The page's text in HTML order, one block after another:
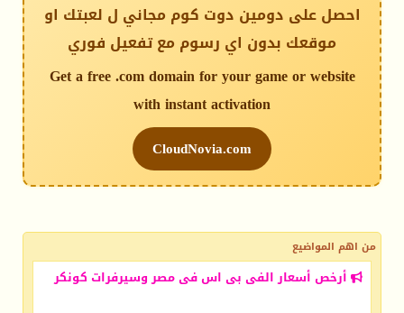
احصل على دومين دوت كوم مجاني ل لعبتك او
موقعك بدون اي رسوم مع تفعيل فوري
Get a free .com domain for your game or website
with instant activation
CloudNovia.com
من اهم المواضيع
أرخص أسعار الفى بى اس فى مصر وسيرفرات كونكر